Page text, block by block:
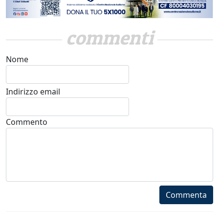
commenti
Nome
Indirizzo email
Commento
Commenta